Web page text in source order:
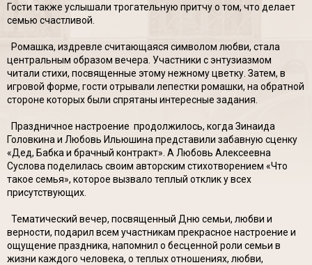
Гости также услышали трогательную притчу о том, что делает
семью счастливой.
Ромашка, издревле считающаяся символом любви, стала
центральным образом вечера. Участники с энтузиазмом
читали стихи, посвященные этому нежному цветку. Затем, в
игровой форме, гости отрывали лепестки ромашки, на обратной
стороне которых были спрятаны интересные задания.
Праздничное настроение продолжилось, когда Зинаида
Головкина и Любовь Ильюшина представили забавную сценку
«Дед, Бабка и брачный контракт». А Любовь Алексеевна
Суслова поделилась своим авторским стихотворением «Что
такое семья», которое вызвало теплый отклик у всех
присутствующих.
Тематический вечер, посвященный Дню семьи, любви и
верности, подарил всем участникам прекрасное настроение и
ощущение праздника, напомнил о бесценной роли семьи в
жизни каждого человека, о теплых отношениях, любви,